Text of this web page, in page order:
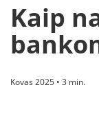
Kaip
Kovas 2025 • 3 min.